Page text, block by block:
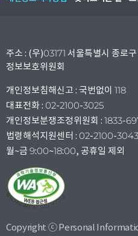
주소 : (우)03171 서울특별시 종로
정보보호위원회
개인정보침해신고 : 국번없이 118
대표전화 : 02-2100-3025
개인정보분쟁조정위원회 : 1833-
법령해석지원센터 : 02-2100-3043
월~금 9:00~18:00, 공휴일 제외
Copyright ⓒ Personal